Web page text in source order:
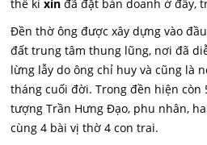
thế kỉxinđã đặt bản doanh ở đây,
Đền thờ ông được xây dựng vào
đất trung tâm thung lũng, nơi đã
lừng lẫy do ông chỉ huy và cũng là
tháng cuối đời. Trong đền hiện còn
tượng Trần Hưng Đạo, phu nhân,
cùng 4 bài vị thờ 4 con trai.